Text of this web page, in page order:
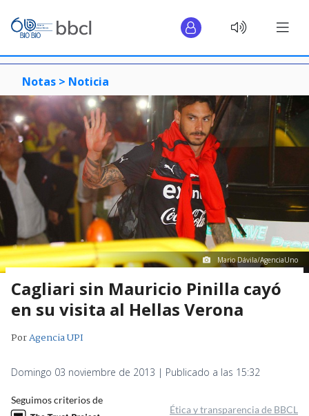
Notas > Noticia
Mario Dávila/AgenciaUno
Cagliari sin Mauricio Pinilla cayó
en su visita al Hellas Verona
PorAgencia UPI
Domingo 03 noviembre de 2013 | Publicado a las 15:32
Seguimos criterios de
Ética y transparencia de BBCL